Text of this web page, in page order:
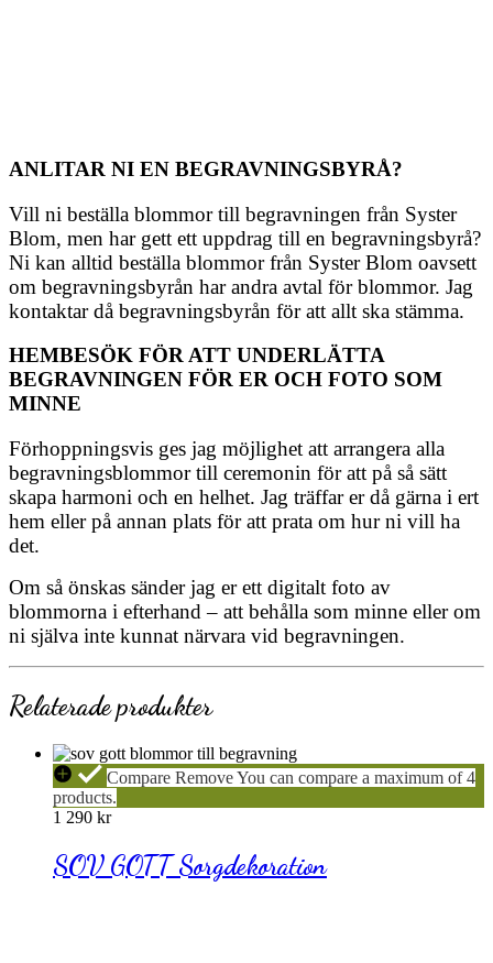
ANLITAR NI EN BEGRAVNINGSBYRÅ?
Vill ni beställa blommor till begravningen från Syster
Blom, men har gett ett uppdrag till en begravningsbyrå?
Ni kan alltid beställa blommor från Syster Blom oavsett
om begravningsbyrån har andra avtal för blommor. Jag
kontaktar då begravningsbyrån för att allt ska stämma.
HEMBESÖK FÖR ATT UNDERLÄTTA
BEGRAVNINGEN FÖR ER OCH FOTO SOM
MINNE
Förhoppningsvis ges jag möjlighet att arrangera alla
begravningsblommor till ceremonin för att på så sätt
skapa harmoni och en helhet. Jag träffar er då gärna i ert
hem eller på annan plats för att prata om hur ni vill ha
det.
Om så önskas sänder jag er ett digitalt foto av
blommorna i efterhand – att behålla som minne eller om
ni själva inte kunnat närvara vid begravningen.
Relaterade produkter
SOV
GOTT
Sorgdekoration
CompareRemoveYou can compare a maximum of 4
products.
1 290 kr
SOV GOTT Sorgdekoration